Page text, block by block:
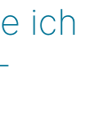
ich